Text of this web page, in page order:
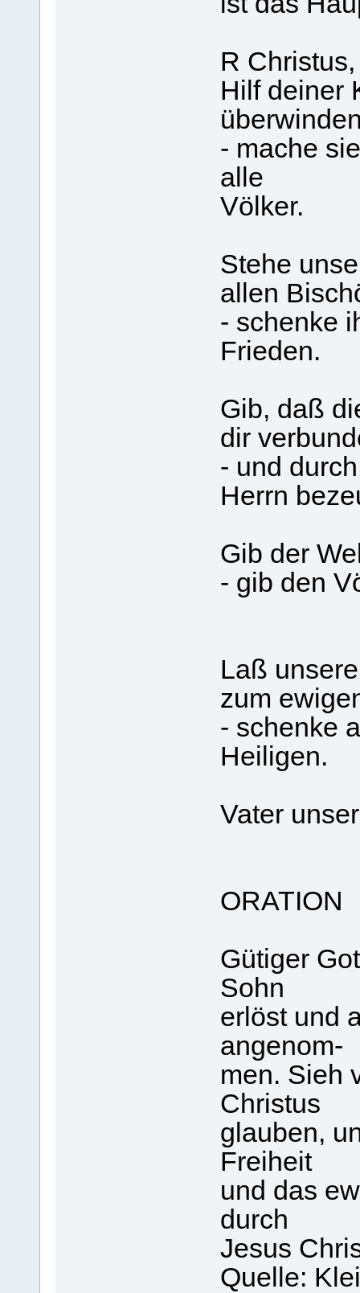
R
Hilf deiner
- mache
alle
Völker.
Stehe
allen
- schenke
Frieden.
Gib, daß
dir
- und
Herrn
Gib der
- gib den
Laß
zum
- schenke
Heiligen.
Vater
ORATION
Gütiger
Sohn
erlöst und
angenom-
men. Sieh
Christus
glauben,
Freiheit
und das
durch
Jesus
Quelle: